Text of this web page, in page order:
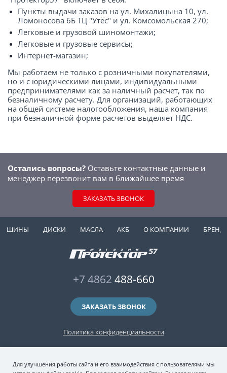
Пункты выдачи заказов на ул. Михалицына 10, ул.
Ломоносова 6Б ТЦ "Утёс" и ул. Комсомольская 270;
Легковые и грузовой шиномонтажи;
Легковые и грузовые сервисы;
Интернет-магазин;
Мы работаем не только с розничными покупателями,
но и с юридическими лицами, индивидуальными
предпринимателями как за наличный расчет, так по
безналичному расчету. Для организаций, работающих
на общей системе налогообложения, наша компания
при безналичной форме расчетов выделяет НДС.
Остались вопросы? Оставьте контактные данные и
менеджер перезвонит вам в ближайшее время
ЗАКАЗАТЬ ЗВОНОК
ШИНЫ ДИСКИ МАСЛА АКБ О КОМПАНИИ
Политика конфиденциальности
+7 4862 488-660
ЗАКАЗАТЬ ЗВОНОК
2006-2026 © интернет-магазин "Протектор 57" — автомобильные шины
(зимние и летние шины), колесные диски, шиномонтаж и хранение шин.
Для улучшения работы сайта и его взаимодействия с пользователями мы